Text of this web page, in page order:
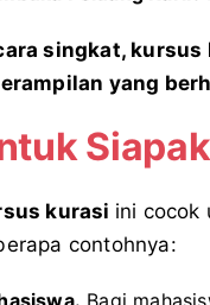
singkat,
yang
kurasi ini cocok
contohnya:
Bagi